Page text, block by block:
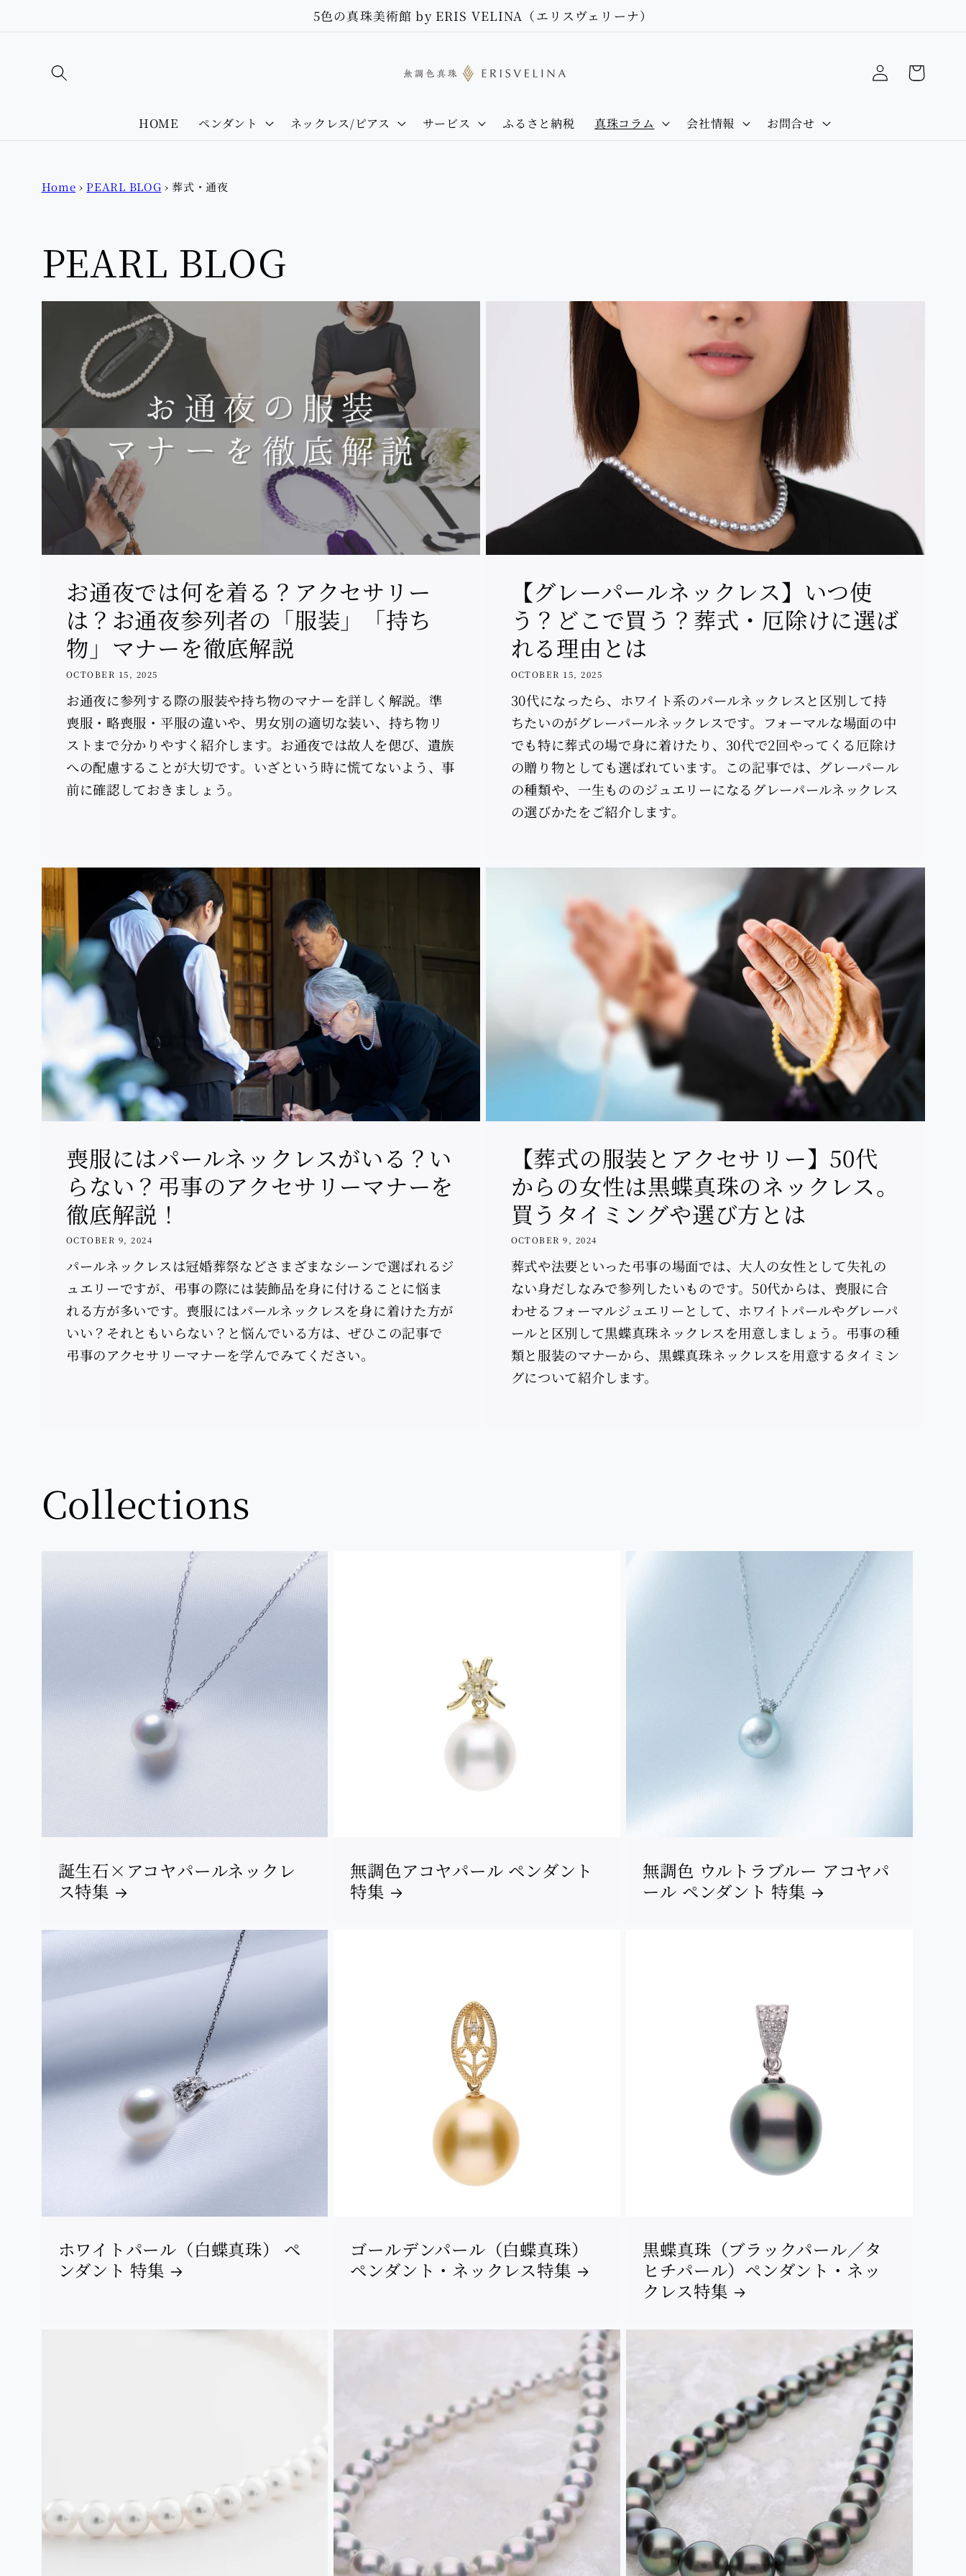
5色の真珠美術館 by ERIS VELINA（エリスヴェリーナ）
HOME ペンダント ネックレス/ピアス サービス ふるさと納税 真珠コラム 会社情報 お問合せ
Log
in
Cart
Home › PEARL BLOG › 葬式・通夜
PEARL BLOG
お通夜では何を着る？アクセサリー
は？お通夜参列者の「服装」「持ち
物」マナーを徹底解説
OCTOBER 15, 2025
お通夜に参列する際の服装や持ち物のマナーを詳しく解説。準
喪服・略喪服・平服の違いや、男女別の適切な装い、持ち物リ
ストまで分かりやすく紹介します。お通夜では故人を偲び、遺族
への配慮することが大切です。いざという時に慌てないよう、事
前に確認しておきましょう。
【グレーパールネックレス】いつ使
う？どこで買う？葬式・厄除けに選ば
れる理由とは
OCTOBER 15, 2025
30代になったら、ホワイト系のパールネックレスと区別して持
ちたいのがグレーパールネックレスです。フォーマルな場面の中
でも特に葬式の場で身に着けたり、30代で2回やってくる厄除け
の贈り物としても選ばれています。この記事では、グレーパール
の種類や、一生もののジュエリーになるグレーパールネックレス
の選びかたをご紹介します。
喪服にはパールネックレスがいる？い
らない？弔事のアクセサリーマナーを
徹底解説！
OCTOBER 9, 2024
パールネックレスは冠婚葬祭などさまざまなシーンで選ばれるジ
ュエリーですが、弔事の際には装飾品を身に付けることに悩ま
れる方が多いです。喪服にはパールネックレスを身に着けた方が
いい？それともいらない？と悩んでいる方は、ぜひこの記事で
弔事のアクセサリーマナーを学んでみてください。
【葬式の服装とアクセサリー】50代
からの女性は黒蝶真珠のネックレス。
買うタイミングや選び方とは
OCTOBER 9, 2024
葬式や法要といった弔事の場面では、大人の女性として失礼の
ない身だしなみで参列したいものです。50代からは、喪服に合
わせるフォーマルジュエリーとして、ホワイトパールやグレーパ
ールと区別して黒蝶真珠ネックレスを用意しましょう。弔事の種
類と服装のマナーから、黒蝶真珠ネックレスを用意するタイミン
グについて紹介します。
Collections
誕生石×アコヤパールネックレ
ス特集
無調色アコヤパール ペンダント
特集
無調色 ウルトラブルー アコヤパ
ール ペンダント 特集
ホワイトパール（白蝶真珠） ペ
ンダント 特集
ゴールデンパール（白蝶真珠）
ペンダント・ネックレス特集
黒蝶真珠（ブラックパール／タ
ヒチパール）ペンダント・ネッ
クレス特集